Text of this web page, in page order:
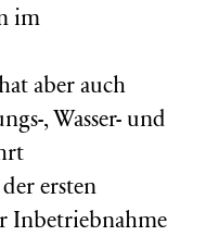
im
aber auch
, Wasser- und
ersten
Inbetriebnahme